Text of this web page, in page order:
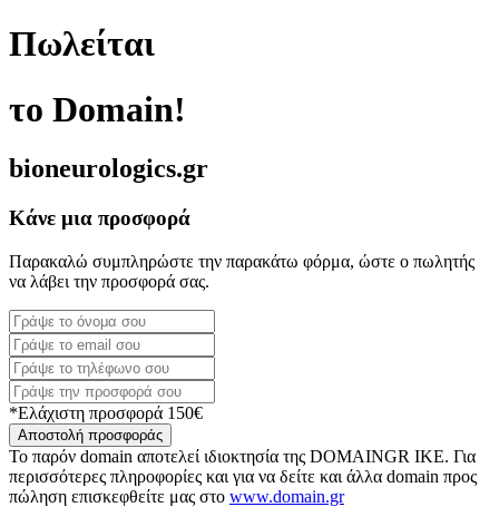
Πωλείται
το Domain!
bioneurologics.gr
Κάνε μια προσφορά
Παρακαλώ συμπληρώστε την παρακάτω φόρμα, ώστε ο πωλητής
να λάβει την προσφορά σας.
*Ελάχιστη προσφορά 150€
Αποστολή προσφοράς
Το παρόν domain αποτελεί ιδιοκτησία της DOMAINGR ΙΚΕ. Για
περισσότερες πληροφορίες και για να δείτε και άλλα domain προς
πώληση επισκεφθείτε μας στο www.domain.gr